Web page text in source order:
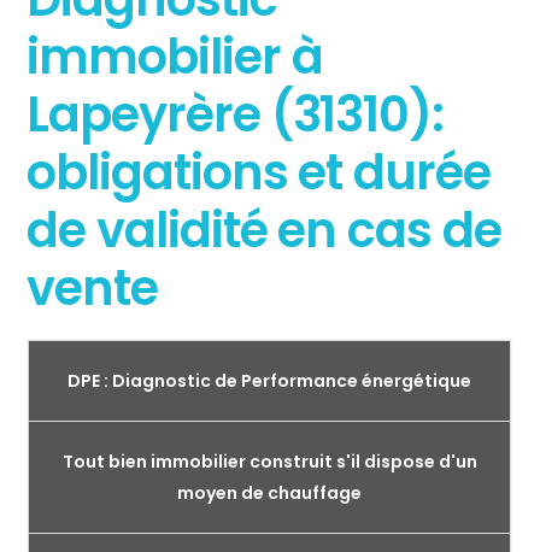
immobilier à
Lapeyrère (31310):
obligations et durée
de validité en cas de
vente
DPE : Diagnostic de Performance énergétique
Tout bien immobilier construit s'il dispose d'un
moyen de chauffage